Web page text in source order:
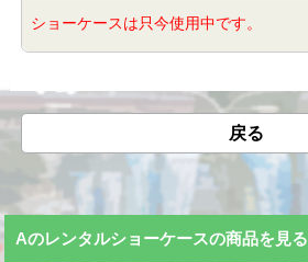
ショーケースは只今使用中です。
戻る
Aのレンタルショーケースの商品を見る